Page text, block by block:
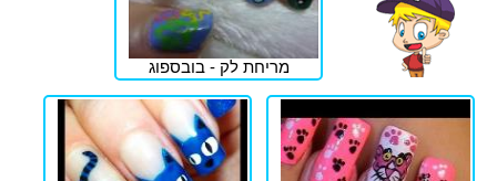
מריחת לק - בובספוג